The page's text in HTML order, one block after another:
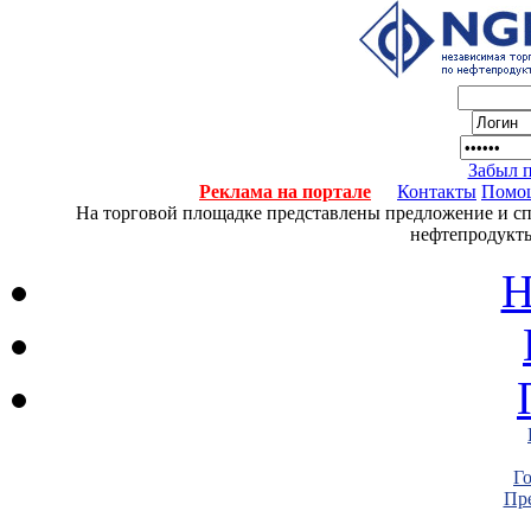
Забыл
Реклама на портале
Контакты
На торговой площадке представлены предложение и